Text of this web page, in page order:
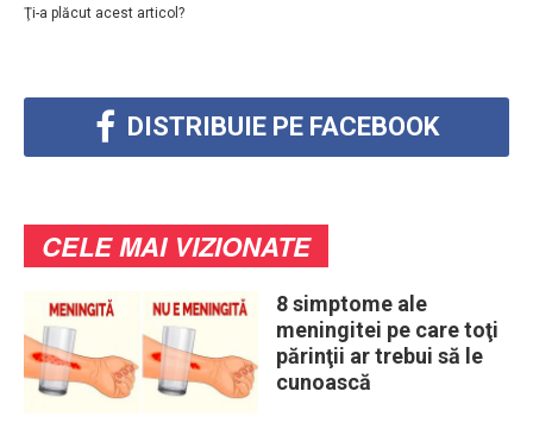
Ţi-a plăcut acest articol?
DISTRIBUIE PE FACEBOOK
CELE MAI VIZIONATE
8 simptome ale
meningitei pe care toţi
părinţii ar trebui să le
cunoască